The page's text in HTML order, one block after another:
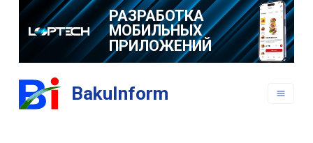
РАЗРАБОТКА
МОБИЛЬНЫХ
ПРИЛОЖЕНИЙ
BakuInform